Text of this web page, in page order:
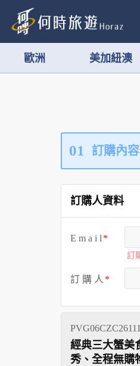
歐洲 美加紐澳
01 訂購內
訂購人資料
E m a i l
訂
訂 購 人
經典三大蟹美
秀、全程無購